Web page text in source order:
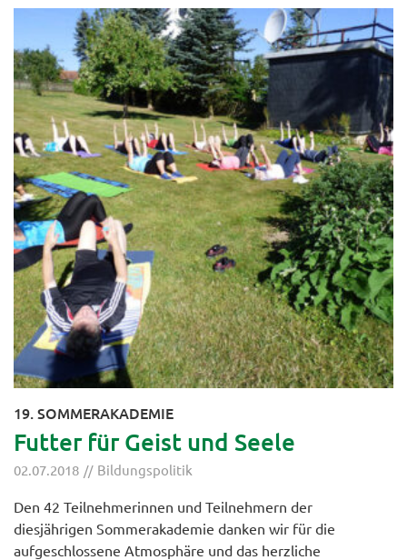
19. SOMMERAKADEMIE
Futter für Geist und Seele
02.07.2018 Bildungspolitik
Den 42 Teilnehmerinnen und Teilnehmern der
diesjährigen Sommerakademie danken wir für die
aufgeschlossene Atmosphäre und das herzliche